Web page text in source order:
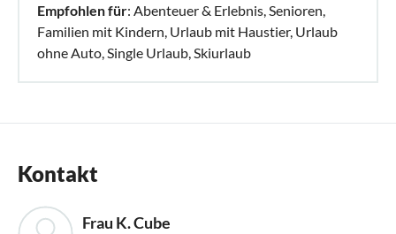
Empfohlen für: Abenteuer & Erlebnis, Senioren,
Familien mit Kindern, Urlaub mit Haustier, Urlaub
ohne Auto, Single Urlaub, Skiurlaub
Kontakt
Frau K. Cube